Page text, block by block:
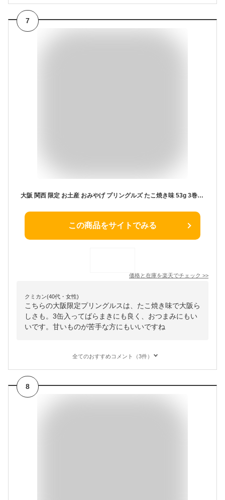
7
大阪 関西 限定 お土産 おみやげ プリングルズ たこ焼き味 53g 3巻入り ポテトチップス 万博 修学旅行 スナック菓子 お菓子 通天閣
この商品をサイトでみる
価格と在庫を楽天でチェック >>
クミカン(40代・女性)
こちらの大阪限定プリングルスは、たこ焼き味で大阪ら
しさも。3缶入ってばらまきにも良く、おつまみにもい
いです。甘いものが苦手な方にもいいですね
全てのおすすめコメント（3件）
8